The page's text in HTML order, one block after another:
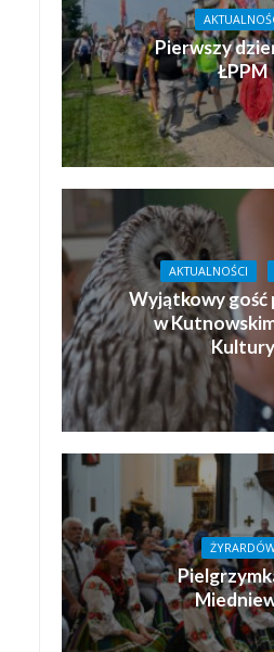
Pierwszy
ŁPPM
AKTUALNOŚCI
Wyjątkowy gość
w
Kultury